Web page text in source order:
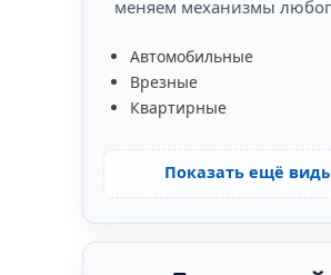
меняем механизмы
Автомобильные
Врезные
Квартирные
Показать ещё